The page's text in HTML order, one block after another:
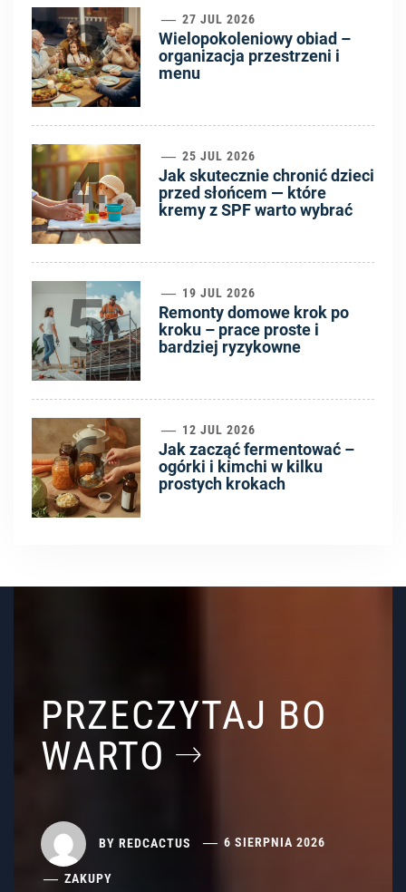
3 27 JUL 2026
Wielopokoleniowy obiad –
organizacja przestrzeni i
menu
4 25 JUL 2026
Jak skutecznie chronić dzieci
przed słońcem — które
kremy z SPF warto wybrać
5 19 JUL 2026
Remonty domowe krok po
kroku – prace proste i
bardziej ryzykowne
6 12 JUL 2026
Jak zacząć fermentować –
ogórki i kimchi w kilku
prostych krokach
PRZECZYTAJ BO
WARTO
BY REDCACTUS 6 SIERPNIA 2026
ZAKUPY